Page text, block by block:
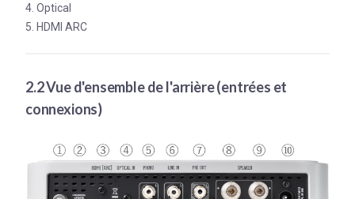
4. Optical
5. HDMI ARC
2.2 Vue d'ensemble de l'arrière (entrées et
connexions)